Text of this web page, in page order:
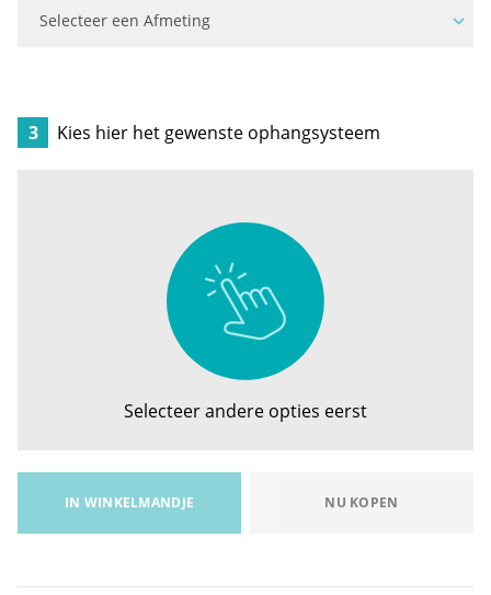
3 Kies hier het gewenste ophangsysteem
Selecteer andere opties eerst
IN WINKELMANDJE NU KOPEN